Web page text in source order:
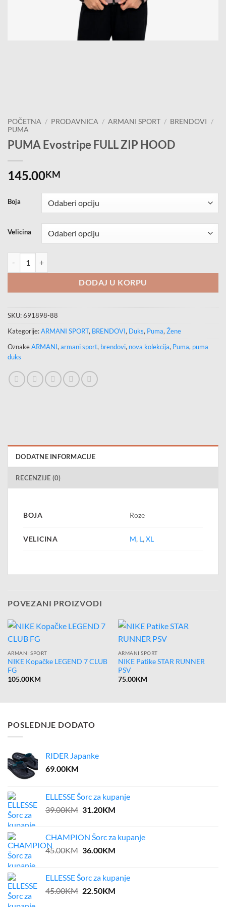
POČETNA / PRODAVNICA / ARMANI SPORT / BRENDOVI
/
PUMA
PUMA Evostripe FULL ZIP HOOD
145.00KM
Boja
Velicina
DODAJ U KORPU
SKU:691898-88
Kategorije:ARMANI SPORT, BRENDOVI, Duks, Puma, Žene
OznakeARMANI, armani sport, brendovi, nova kolekcija, Puma, puma
duks
DODATNE INFORMACIJE
RECENZIJE (0)
BOJA Roze
VELICINA M, L,XL
POVEZANI PROIZVODI
ARMANI SPORT
NIKE Kopačke LEGEND 7 CLUB
FG
105.00KM
ARMANI SPORT
NIKE Patike STAR RUNNER
PSV
75.00KM
POSLEDNJE DODATO
RIDER Japanke
69.00KM
ELLESSE Šorc za kupanje
39.00KM Original
39.00KM.
31.20KMCurrent
31.20KM.
CHAMPION Šorc za kupanje
45.00KM Original
45.00KM.
36.00KMCurrent
36.00KM.
ELLESSE Šorc za kupanje
45.00KM Original
22.50KMCurrent